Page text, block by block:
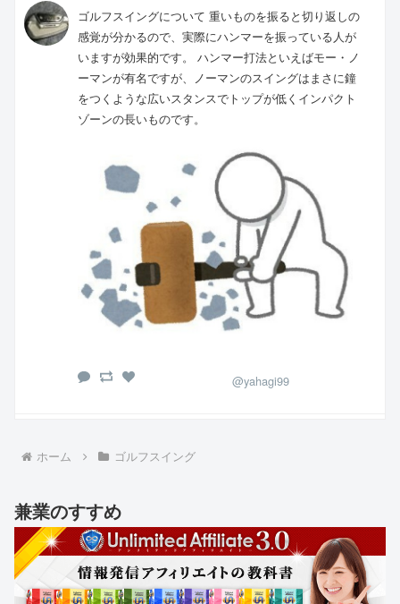
ゴルフスイングについて 重いものを振ると切り返しの
感覚が分かるので、実際にハンマーを振っている人が
いますが効果的です。 ハンマー打法といえばモー・ノ
ーマンが有名ですが、ノーマンのスイングはまさに鐘
をつくような広いスタンスでトップが低くインパクト
ゾーンの長いものです。
@yahagi99
ホーム ゴルフスイング
兼業のすすめ